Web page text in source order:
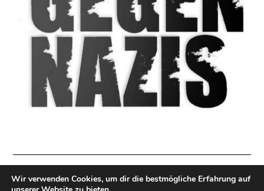
Impressum|Datenschutzerklärung|Direkt Spenden
Wir verwenden Cookies, um dir die bestmögliche Erfahrung auf